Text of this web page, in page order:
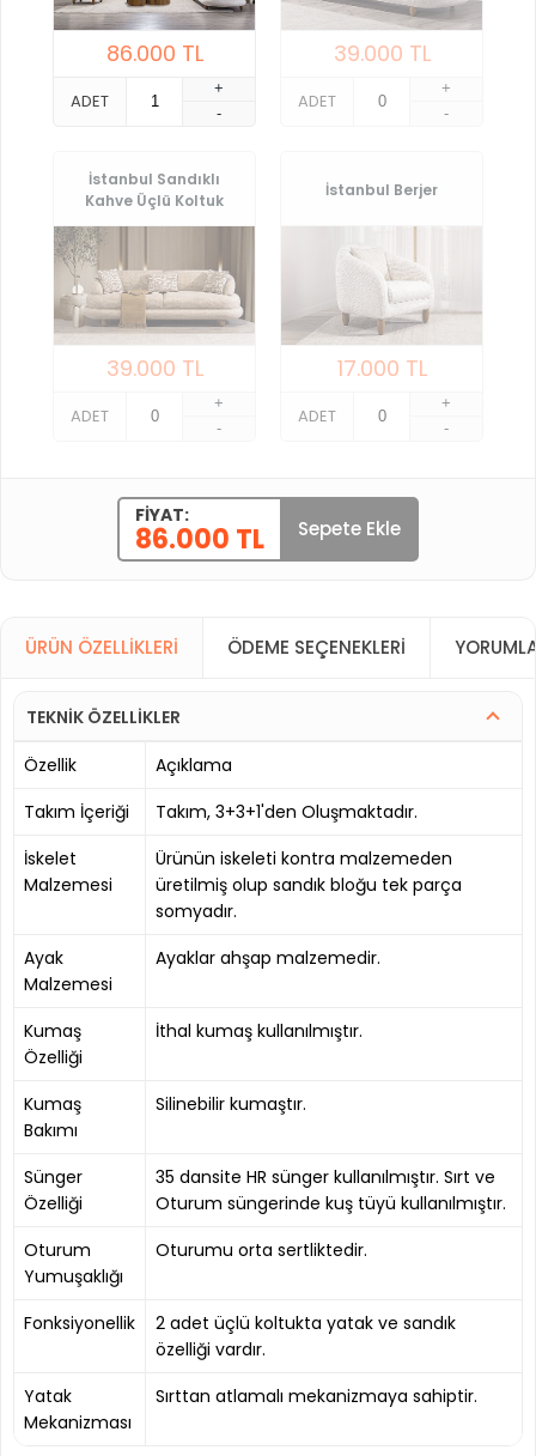
86.000 TL
ADET
+
-
39.000 TL
ADET
+
-
İstanbul Sandıklı
Kahve Üçlü Koltuk
39.000 TL
ADET
+
-
İstanbul Berjer
17.000 TL
ADET
+
-
FIYAT:
86.000 TL Sepete Ekle
ÜRÜN ÖZELLIKLERI ÖDEME SEÇENEKLERI
TEKNİK ÖZELLİKLER
Özellik
Açıklama
Takım İçeriği
Takım, 3+3+1'den Oluşmaktadır.
İskelet
Malzemesi
Ürünün iskeleti kontra malzemeden
üretilmiş olup sandık bloğu tek parça
somyadır.
Ayak
Malzemesi
Ayaklar ahşap malzemedir.
Kumaş
Özelliği
İthal kumaş kullanılmıştır.
Kumaş
Bakımı
Silinebilir kumaştır.
Sünger
Özelliği
35 dansite HR sünger kullanılmıştır. Sırt ve
Oturum süngerinde kuş tüyü kullanılmıştır.
Oturum
Yumuşaklığı
Oturumu orta sertliktedir.
Fonksiyonellik
2 adet üçlü koltukta yatak ve sandık
özelliği vardır.
Yatak
Mekanizması
Sırttan atlamalı mekanizmaya sahiptir.